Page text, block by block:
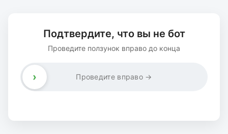
Подтвердите, что вы не бот
Проведите ползунок вправо до конца
Проведите вправо →
›